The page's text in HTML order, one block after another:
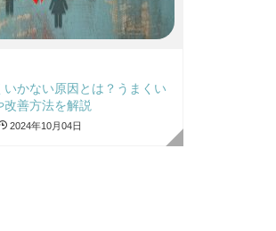
いかない原因とは？うまくい
善方法を解説
2024年10月04日